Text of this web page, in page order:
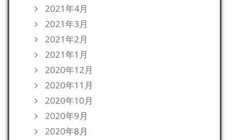
2021年4月
2021年3月
2021年2月
2021年1月
2020年12月
2020年11月
2020年10月
2020年9月
2020年8月